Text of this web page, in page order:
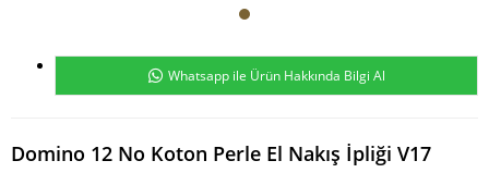
Whatsapp ile Ürün Hakkında Bilgi Al
Domino 12 No Koton Perle El Nakış İpliği V17